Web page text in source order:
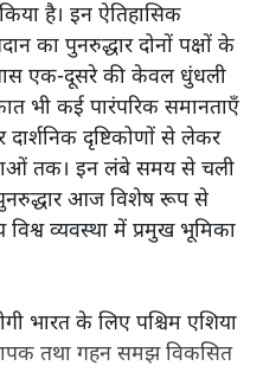
है। इन ऐतिहासिक
का पुनरुद्धार दोनों पक्षों के
एक-दूसरे की केवल धुंधली
भी कई पारंपरिक समानताएँ
दृष्टिकोणों से लेकर
तक। इन लंबे समय से चली
आज विशेष रूप से
विश्व व्यवस्था में प्रमुख भूमिका
भारत के लिए पश्चिम एशिया
तथा गहन समझ विकसित